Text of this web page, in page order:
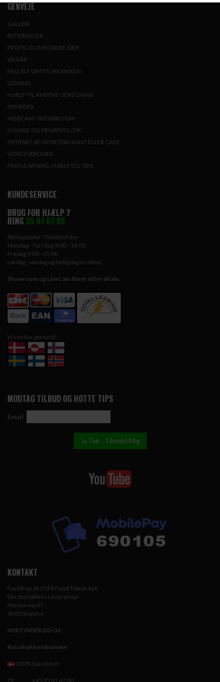
GENVEJE
GALLERI
REFERENCER
PROFIL OG MEDARBEJDER
VILKÅR
FAQ ALT OM STORKØKKEN
LEASING
HJÆLP TIL AMPERE UDREGNING
NYHEDER
WEBCAM / SHOWROOM
COOKIE OG PRIVATPOLITIK
OPSTART AF NY RESTAURANT ELLER CAFE
VORES VISIONER
FASTLEARNING, HJÆLP OG TIPS
KUNDESERVICE
BRUG FOR HJÆLP ?
RING 35 81 67 00
Åbningstider / Telefontider:
Mandag - Torsdag 9:00 - 16:00
Fredag 9:00 - 15:00
Lørdag, søndag og helligdage Lukket
Showroom og LiveCam åbent efter aftale.
Vi sender gerne til:
MODTAG TILBUD OG HOTTE TIPS
Email
KONTAKT
FastShop.dk | NPS Food Teknik ApS
Din Storkøkken Leverandør
Merkurvej 4 F
4200 Slagelse
HER FINDER DU OS
#storkøkkendrømme
100% Danskejet
Tlf.: +45 35 81 67 00